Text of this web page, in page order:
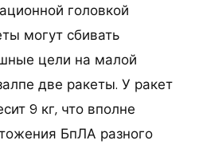
головкой
могут сбивать
цели на малой
две ракеты. У ракет
9 кг, что вполне
БпЛА разного